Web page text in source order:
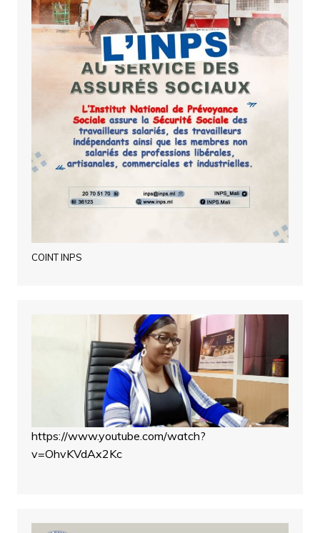
COINT INPS
https://www.youtube.com/watch?
v=OhvKVdAx2Kc